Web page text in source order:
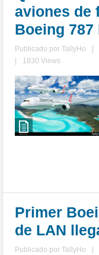
aviones de
Boeing
Publicado porTallyHo
1830 Views
Primer
de LAN
Publicado porTallyHo